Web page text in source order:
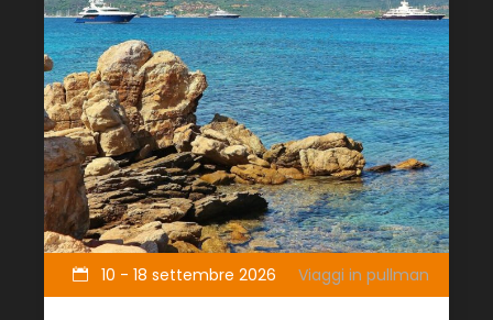
10 - 18 settembre 2026 Viaggi in pullman